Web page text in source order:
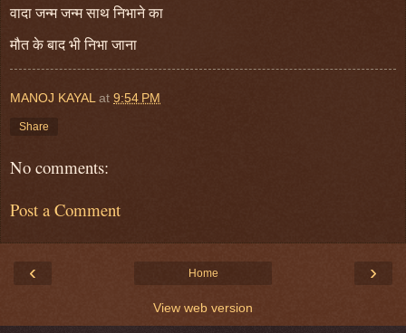
वादा जन्म जन्म साथ निभाने का
मौत के बाद भी निभा जाना
MANOJ KAYAL at 9:54 PM
Share
No comments:
Post a Comment
‹ ›
Home
View web version